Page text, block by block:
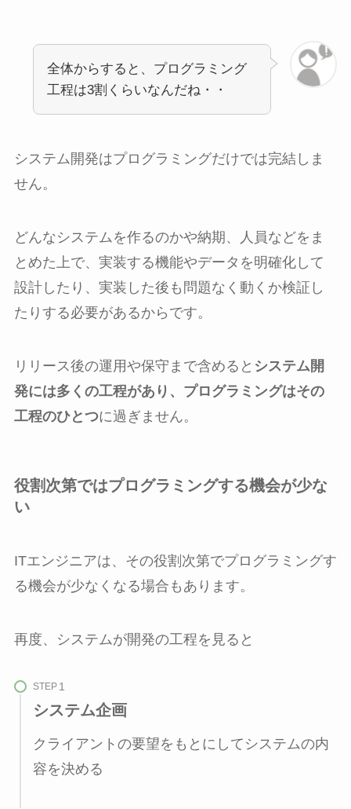
全体からすると、プログラミング
工程は3割くらいなんだね・・
システム開発はプログラミングだけでは完結しま
せん。
どんなシステムを作るのかや納期、人員などをま
とめた上で、実装する機能やデータを明確化して
設計したり、実装した後も問題なく動くか検証し
たりする必要があるからです。
リリース後の運用や保守まで含めると システム開
発には多くの工程があり、プログラミングはその
工程のひとつに過ぎません。
役割次第ではプログラミングする機会が少な
い
ITエンジニアは、その役割次第でプログラミングす
る機会が少なくなる場合もあります。
再度、システムが開発の工程を見ると
STEP
システム企画
クライアントの要望をもとにしてシステムの内
容を決める